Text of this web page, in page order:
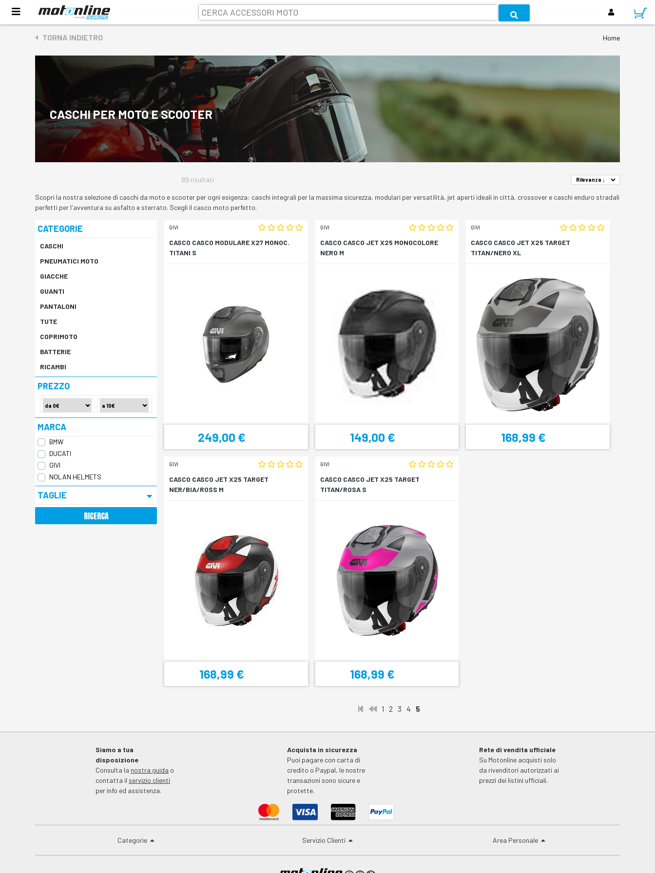
TORNA INDIETRO Home
CASCHI PER MOTO E SCOOTER
89 risultati
Scopri la nostra selezione di caschi da moto e scooter per ogni esigenza: caschi integrali per la massima sicurezza, modulari per versatilità, jet aperti ideali in città, crossover e caschi enduro stradali
perfetti per l'avventura su asfalto e sterrato. Scegli il casco moto perfetto.
CATEGORIE
CASCHI
PNEUMATICI MOTO
GIACCHE
GUANTI
PANTALONI
TUTE
COPRIMOTO
BATTERIE
RICAMBI
PREZZO
MARCA
BMW
DUCATI
GIVI
NOLAN HELMETS
TAGLIE
RICERCA
GIVI
CASCO CASCO MODULARE X27 MONOC.
TITANI S
249,00 €
GIVI
CASCO CASCO JET X25 MONOCOLORE
NERO M
149,00 €
GIVI
CASCO CASCO JET X25 TARGET
TITAN/NERO XL
168,99 €
GIVI
CASCO CASCO JET X25 TARGET
NER/BIA/ROSS M
168,99 €
GIVI
CASCO CASCO JET X25 TARGET
TITAN/ROSA S
168,99 €
1 2 3 4 5
Siamo a tua
disposizione
Consulta la nostra guida o
contatta il servizio clienti
per info ed assistenza.
Acquista in sicurezza
Puoi pagare con carta di
credito o Paypal, le nostre
transazioni sono sicure e
protette.
Rete di vendita ufficiale
Su Motonline acquisti solo
da rivenditori autorizzati ai
prezzi dei listini ufficiali.
Categorie Servizio Clienti Area Personale